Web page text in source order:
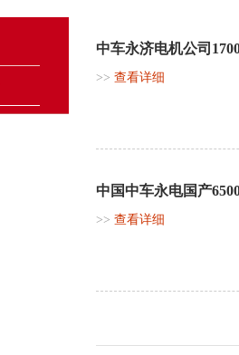
中车永济电机公司
>> 查看详细
中国中车永电国产
>> 查看详细